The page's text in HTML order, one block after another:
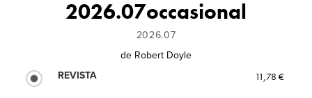
2026.07occasional
2026.07
de Robert Doyle
REVISTA
11,78 €